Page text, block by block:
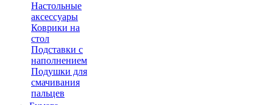
Настольные
аксессуары
Коврики на
стол
Подставки с
наполнением
Подушки для
смачивания
пальцев